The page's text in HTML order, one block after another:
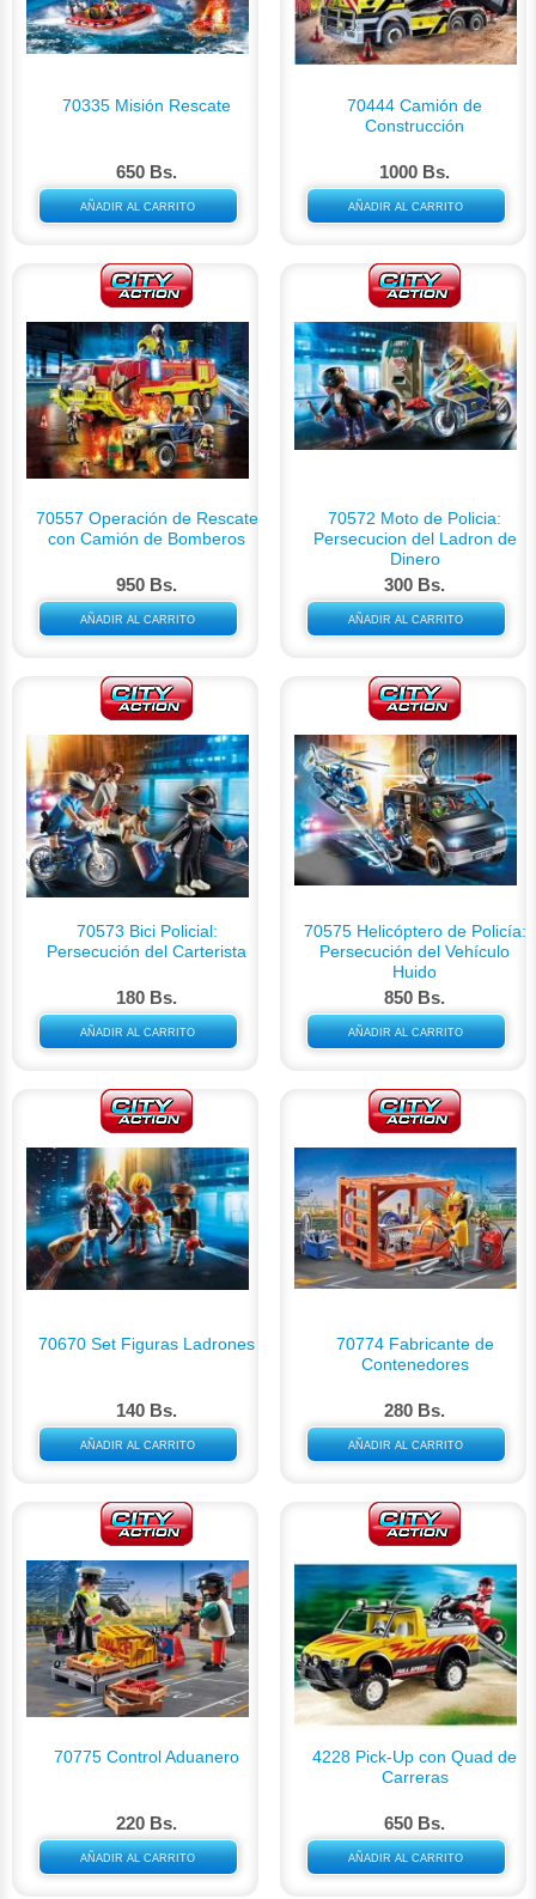
70335 Misión Rescate
650 Bs.
AÑADIR AL CARRITO
70444 Camión de
Construcción
1000 Bs.
AÑADIR AL CARRITO
70557 Operación de Rescate
con Camión de Bomberos
950 Bs.
AÑADIR AL CARRITO
70572 Moto de Policia:
Persecucion del Ladron de
Dinero
300 Bs.
AÑADIR AL CARRITO
70573 Bici Policial:
Persecución del Carterista
180 Bs.
AÑADIR AL CARRITO
70575 Helicóptero de Policía:
Persecución del Vehículo
Huido
850 Bs.
AÑADIR AL CARRITO
70670 Set Figuras Ladrones
140 Bs.
AÑADIR AL CARRITO
70774 Fabricante de
Contenedores
280 Bs.
AÑADIR AL CARRITO
70775 Control Aduanero
220 Bs.
AÑADIR AL CARRITO
4228 Pick-Up con Quad de
Carreras
650 Bs.
AÑADIR AL CARRITO